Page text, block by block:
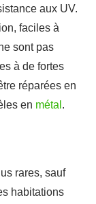
aux UV.
faciles à
sont pas
à de fortes
réparées en
en métal .
rares, sauf
habitations